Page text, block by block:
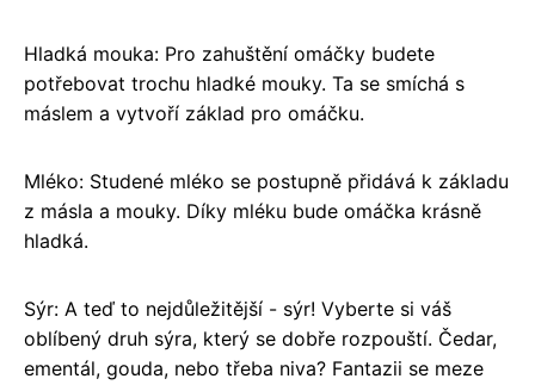
Hladká mouka: Pro zahuštění omáčky budete
potřebovat trochu hladké mouky. Ta se smíchá s
máslem a vytvoří základ pro omáčku.
Mléko: Studené mléko se postupně přidává k základu
z másla a mouky. Díky mléku bude omáčka krásně
hladká.
Sýr: A teď to nejdůležitější - sýr! Vyberte si váš
oblíbený druh sýra, který se dobře rozpouští. Čedar,
ementál, gouda, nebo třeba niva? Fantazii se meze